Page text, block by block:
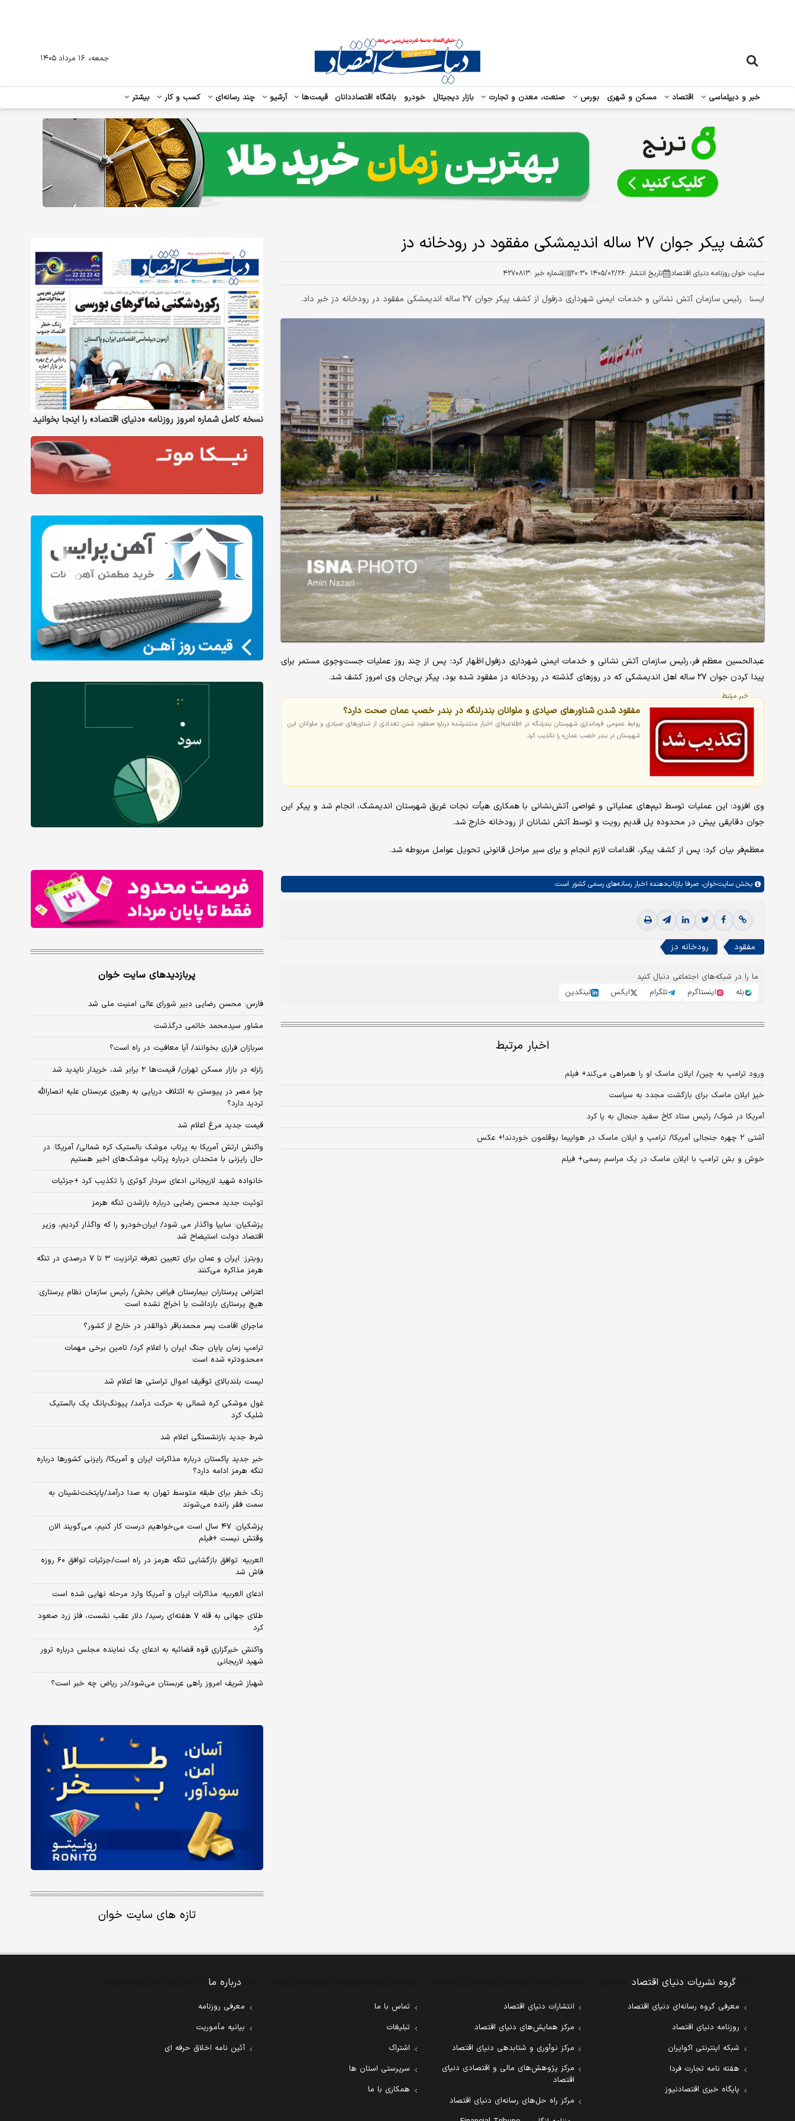
خبر و دیپلماسی اقتصاد مسکن و شهری بورس صنعت، معدن و تجارت بازار دیجیتال خودرو باشگاه اقتصاددانان قیمت‌ها آرشیو چند رسانه‌ای کسب و کار بیشتر
جمعه، ۱۶ مرداد ۱۴۰۵
کشف پیکر جوان ۲۷ ساله اندیمشکی مفقود در رودخانه دز
سایت خوان روزنامه دنیای اقتصاد تاریخ انتشار :۱۴۰۵/۰۲/۲۶ ۲۰:۳۰ شماره خبر :۴۲۷۰۸۱۳
ایسنا : رئیس سازمان آتش نشانی و خدمات ایمنی شهرداری دزفول از کشف پیکر جوان ۲۷ ساله اندیمشکی مفقود در رودخانه دز خبر داد.
عبدالحسین معظم فر، رئیس سازمان آتش نشانی و خدمات ایمنی شهرداری دزفول اظهار کرد: پس از چند روز عملیات جست‌وجوی مستمر برای
پیدا کردن جوان ۲۷ ساله اهل اندیمشکی که در روزهای گذشته در رودخانه دز مفقود شده بود، پیکر بی‌جان وی امروز کشف شد.
خبر مرتبط
مفقود شدن شناورهای صیادی و ملوانان بندرلنگه در بندر خصب عمان صحت دارد؟
روابط عمومی فرمانداری شهرستان بندرلنگه در اطلاعیه‌ای اخبار منتشرشده درباره «مفقود شدن تعدادی از شناورهای صیادی و ملوانان این
شهرستان در بندر خصب عمان» را تکذیب کرد.
وی افزود: این عملیات توسط تیم‌های عملیاتی و غواصی آتش‌نشانی با همکاری هیأت نجات غریق شهرستان اندیمشک، انجام شد و پیکر این
جوان دقایقی پیش در محدوده پل قدیم رویت و توسط آتش نشانان از رودخانه خارج شد.
معظم‌فر بیان کرد: پس از کشف پیکر، اقدامات لازم انجام و برای سیر مراحل قانونی تحویل عوامل مربوطه شد.
بخش سایت‌خوان، صرفا بازتاب‌دهنده اخبار رسانه‌های رسمی کشور است.
مفقود رودخانه دز
ما را در شبکه‌های اجتماعی دنبال کنید
بله
اینستاگرم تلگرام ایکس لینکدین
اخبار مرتبط
ورود ترامپ به چین/ ایلان ماسک او را همراهی می‌کند+ فیلم
خیز ایلان ماسک برای بازگشت مجدد به سیاست
آمریکا در شوک/ رئیس ستاد کاخ سفید جنجال به پا کرد
آشتی ۲ چهره جنجالی آمریکا/ ترامپ و ایلان ماسک در هواپیما بوقلمون خوردند!+ عکس
خوش و بش ترامپ با ایلان ماسک در یک مراسم رسمی+ فیلم
نسخه کامل شماره امروز روزنامه «دنیای‌ اقتصاد» را اینجا بخوانید
پربازدیدهای سایت خوان
فارس: محسن رضایی دبیر شورای عالی امنیت ملی شد
مشاور سیدمحمد خاتمی درگذشت
سربازان فراری بخوانند/ آیا معافیت در راه است؟
زلزله در بازار مسکن تهران/ قیمت‌ها ۲ برابر شد، خریدار ناپدید شد
چرا مصر در پیوستن به ائتلاف دریایی به رهبری عربستان علیه انصارالله
تردید دارد؟
قیمت جدید مرغ اعلام شد
واکنش ارتش آمریکا به پرتاب موشک بالستیک کره شمالی/ آمریکا: در
حال رایزنی با متحدان درباره پرتاب موشک‌های اخیر هستیم
خانواده شهید لاریجانی ادعای سردار کوثری را تکذیب کرد +جزئیات
توئیت جدید محسن رضایی درباره بازشدن تنگه هرمز
پزشکیان: سایپا واگذار می شود/ ایران‌خودرو را که واگذار کردیم، وزیر
اقتصاد دولت استیضاح شد
رویترز: ایران و عمان برای تعیین تعرفه ترانزیت ۳ تا ۷ درصدی در تنگه
هرمز مذاکره می‌کنند
اعتراض پرستاران بیمارستان فیاض بخش/ رئیس سازمان نظام پرستاری:
هیچ پرستاری بازداشت یا اخراج نشده است
ماجرای اقامت پسر محمدباقر ذوالقدر در خارج از کشور؟
ترامپ زمان پایان جنگ ایران را اعلام کرد/ تامین برخی مهمات
«محدودتر» شده است
لیست بلندبالای توقیف اموال تراستی ها اعلام شد
غول موشکی کره شمالی به حرکت درآمد/ پیونگ‌یانگ یک بالستیک
شلیک کرد
شرط جدید بازنشستگی اعلام شد
خبر جدید پاکستان درباره مذاکرات ایران و آمریکا/ رایزنی کشورها درباره
تنگه هرمز ادامه دارد؟
زنگ خطر برای طبقه متوسط تهران به صدا درآمد/پایتخت‌نشینان به
سمت فقر رانده می‌شوند
پزشکیان: ۴۷ سال است می‌خواهیم درست کار کنیم، می‌گویند الان
وقتش نیست +فیلم
العربیه: توافق بازگشایی تنگه هرمز در راه است/جزئیات توافق ۶۰ روزه
فاش شد
ادعای العربیه: مذاکرات ایران و آمریکا وارد مرحله نهایی شده است
طلای جهانی به قله ۷ هفته‌ای رسید/ دلار عقب نشست، فلز زرد صعود
کرد
واکنش خبرگزاری قوه قضائیه به ادعای یک نماینده مجلس درباره ترور
شهید لاریجانی
شهباز شریف امروز راهی عربستان می‌شود/در ریاض چه خبر است؟
تازه های سایت خوان
گروه نشریات دنیای اقتصاد
معرفی گروه رسانه‌ای دنیای اقتصاد
روزنامه دنیای اقتصاد
شبکه اینترنتی اکوایران
هفته نامه تجارت فردا
پایگاه خبری اقتصادنیوز
انتشارات دنیای اقتصاد
مرکز همایش‌های دنیای اقتصاد
مرکز نوآوری و شتابدهی دنیای اقتصاد
مرکز پژوهش‌های مالی و اقتصادی دنیای
اقتصاد
مرکز راه حل‌های رسانه‌ای دنیای اقتصاد
تماس با ما
تبلیغات
اشتراک
سرپرستی استان ها
همکاری با ما
درباره ما
معرفی روزنامه
بیانیه مأموریت
آئین نامه اخلاق حرفه ای